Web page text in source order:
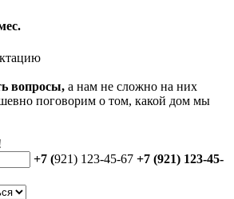
вопросы, а нам не сложно на них
поговорим о том, какой дом мы
+7 (921) 123-45-67 +7 (921) 123-45-